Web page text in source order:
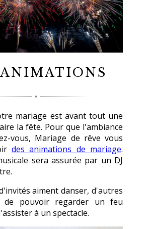
mariage est avant tout une
la fête. Pour que l'ambiance
vous, Mariage de rêve vous
des animations de mariage.
sera assurée par un DJ
aiment danser, d'autres
de pouvoir regarder un feu
à un spectacle.